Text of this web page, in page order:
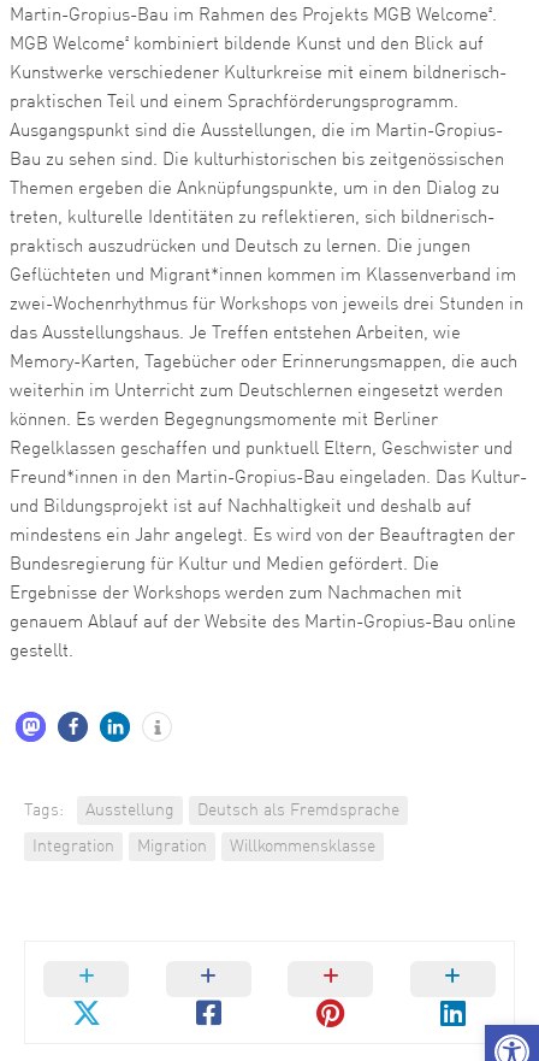
Martin-Gropius-Bau im Rahmen des Projekts MGB Welcome².
MGB Welcome² kombiniert bildende Kunst und den Blick auf
Kunstwerke verschiedener Kulturkreise mit einem bildnerisch-
praktischen Teil und einem Sprachförderungsprogramm.
Ausgangspunkt sind die Ausstellungen, die im Martin-Gropius-
Bau zu sehen sind. Die kulturhistorischen bis zeitgenössischen
Themen ergeben die Anknüpfungspunkte, um in den Dialog zu
treten, kulturelle Identitäten zu reflektieren, sich bildnerisch-
praktisch auszudrücken und Deutsch zu lernen. Die jungen
Geflüchteten und Migrant*innen kommen im Klassenverband im
zwei-Wochenrhythmus für Workshops von jeweils drei Stunden in
das Ausstellungshaus. Je Treffen entstehen Arbeiten, wie
Memory-Karten, Tagebücher oder Erinnerungsmappen, die auch
weiterhin im Unterricht zum Deutschlernen eingesetzt werden
können. Es werden Begegnungsmomente mit Berliner
Regelklassen geschaffen und punktuell Eltern, Geschwister und
Freund*innen in den Martin-Gropius-Bau eingeladen. Das Kultur-
und Bildungsprojekt ist auf Nachhaltigkeit und deshalb auf
mindestens ein Jahr angelegt. Es wird von der Beauftragten der
Bundesregierung für Kultur und Medien gefördert. Die
Ergebnisse der Workshops werden zum Nachmachen mit
genauem Ablauf auf der Website des Martin-Gropius-Bau online
gestellt.
Tags: Ausstellung Deutsch als Fremdsprache
Integration Migration Willkommensklasse